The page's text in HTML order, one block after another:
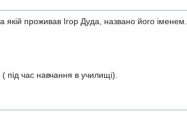
якій проживав Ігор Дуда, названо його іменем.
( під час навчання в училищі).